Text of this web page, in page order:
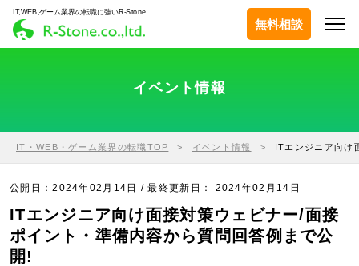
IT,WEB,ゲーム業界の転職に強いR-Stone
無料相談
イベント情報
IT・WEB・ゲーム業界の転職TOP イベント情報 ITエンジニア向け
公開日：2024年02月14日 / 最終更新日： 2024年02月14日
ITエンジニア向け面接対策ウェビナー/面接
ポイント・準備内容から質問回答例まで公
開!